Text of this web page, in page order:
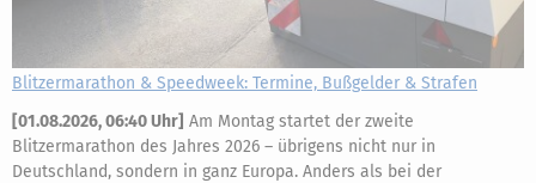
Blitzermarathon & Speedweek: Termine, Bußgelder & Strafen
[01.08.2026, 06:40 Uhr] Am Montag startet der zweite
Blitzermarathon des Jahres 2026 – übrigens nicht nur in
Deutschland, sondern in ganz Europa. Anders als bei der